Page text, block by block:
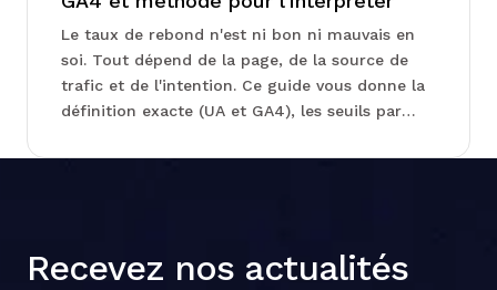
Le taux de rebond n'est ni bon ni mauvais en
soi. Tout dépend de la page, de la source de
trafic et de l'intention. Ce guide vous donne la
définition exacte (UA et GA4), les seuils par
méthode actionnable pour transformer cette
Recevez nos actualités